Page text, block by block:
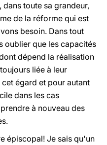
toute sa grandeur,
de la réforme qui est
besoin. Dans tout
oublier que les capacités
dépend la réalisation
liée à leur
égard et pour autant
dans les cas
à nouveau des
épiscopal! Je sais qu'un